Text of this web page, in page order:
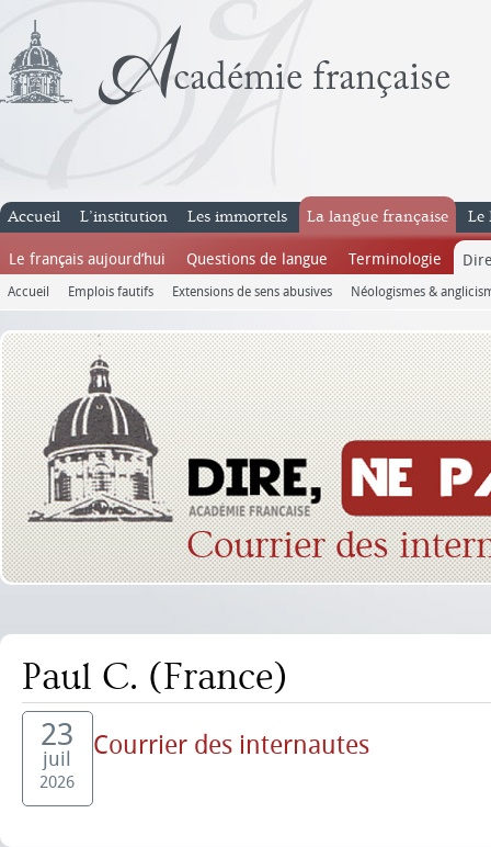
Accueil L’institution Les immortels La langue française
Le français aujourd’hui Questions de langue Terminologie
Accueil Emplois fautifs Extensions de sens abusives Néologismes &
Le
Courrier des
Paul C. (France)
23
juil
2026
Courrier des internautes